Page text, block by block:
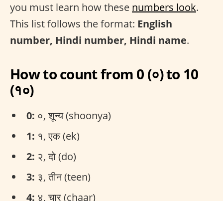
you must learn how these numbers look.
This list follows the format: English
number, Hindi number, Hindi name.
How to count from 0 (०) to 10
(१०)
0: ०, शून्य (shoonya)
1: १, एक (ek)
2: २, दो (do)
3: ३, तीन (teen)
4: ४, चार (chaar)